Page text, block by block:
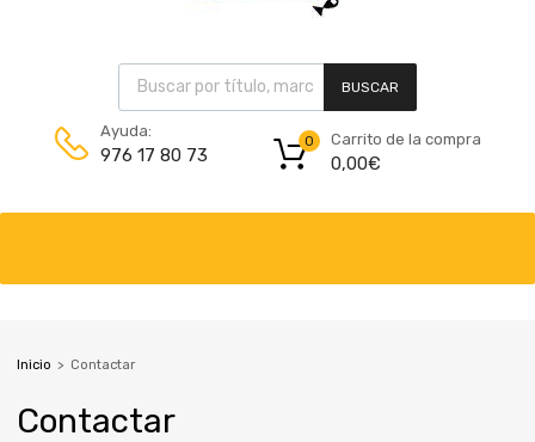
BUSCAR
Ayuda:
976 17 80 73
Carrito de la compra
0,00€
0
Inicio > Contactar
Contactar